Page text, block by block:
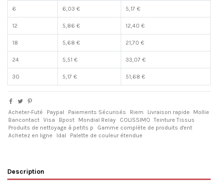
6 6,03 € 5,17 €
12 5,86 € 12,40 €
18 5,68 € 21,70 €
24 5,51 € 33,07 €
30 5,17 € 51,68 €
Acheter-Futé Paypal Paiements Sécurisés Riem Livraison rapide
Mollie
Bancontact Visa Bpost Mondial Relay COLISSIMO Teinture Tissus
Produits de nettoyage à petits p
Gamme complète de produits d'ent
Achetez en ligne
Idal Palette de couleur étendue
Description